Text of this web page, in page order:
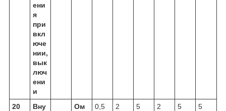
ени
я
при
вкл
юче
нии,
вык
люч
ени
и
20
Вну
Ом 0,5 2 5 2 5 5